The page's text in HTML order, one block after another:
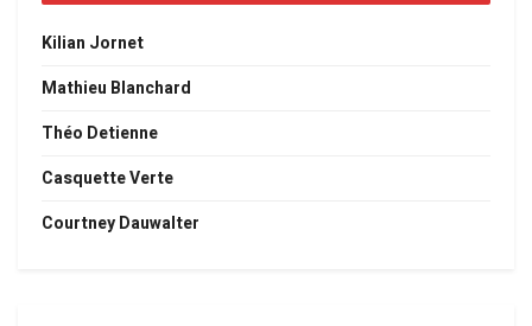
Kilian Jornet
Mathieu Blanchard
Théo Detienne
Casquette Verte
Courtney Dauwalter